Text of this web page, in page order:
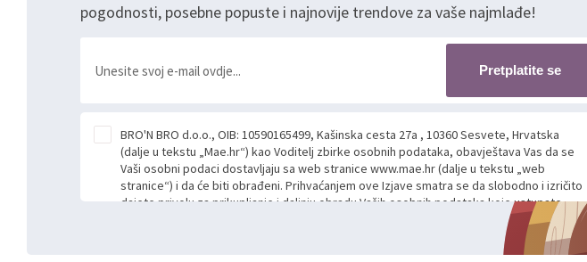
pogodnosti, posebne popuste i najnovije trendove za vaše najmlađe!
Pretplatite se
BRO'N BRO d.o.o., OIB: 10590165499, Kašinska cesta 27a , 10360 Sesvete, Hrvatska
(dalje u tekstu „Mae.hr“) kao Voditelj zbirke osobnih podataka, obavještava Vas da se
Vaši osobni podaci dostavljaju sa web stranice www.mae.hr (dalje u tekstu „web
stranice“) i da će biti obrađeni. Prihvaćanjem ove Izjave smatra se da slobodno i izričito
dajete privolu za prikupljanje i daljnju obradu Vaših osobnih podataka koje ustupate
Mae.hr putem ovih web stranica u svrhu odgovora i daljnje komunikacije na Vaš upit
poslan kroz kontakt obrazac. Radi se o dobrovoljnom davanju podataka te ovu Izjavu
niste dužni prihvatiti odnosno niste dužni unositi svoje osobne podatke u jednu od